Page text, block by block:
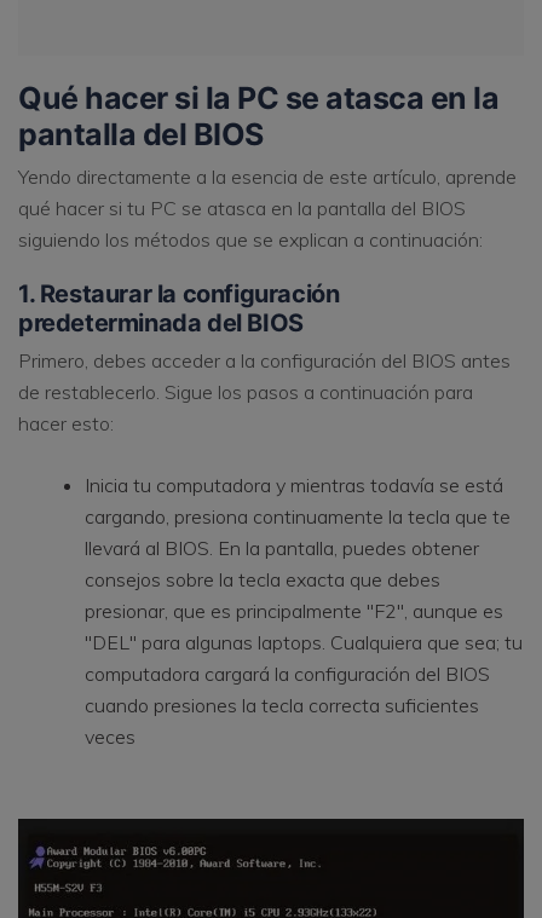
Qué hacer si la PC se atasca en la
pantalla del BIOS
Yendo directamente a la esencia de este artículo, aprende
qué hacer si tu PC se atasca en la pantalla del BIOS
siguiendo los métodos que se explican a continuación:
1. Restaurar la configuración
predeterminada del BIOS
Primero, debes acceder a la configuración del BIOS antes
de restablecerlo. Sigue los pasos a continuación para
hacer esto:
Inicia tu computadora y mientras todavía se está
cargando, presiona continuamente la tecla que te
llevará al BIOS. En la pantalla, puedes obtener
consejos sobre la tecla exacta que debes
presionar, que es principalmente "F2", aunque es
"DEL" para algunas laptops. Cualquiera que sea; tu
computadora cargará la configuración del BIOS
cuando presiones la tecla correcta suficientes
veces